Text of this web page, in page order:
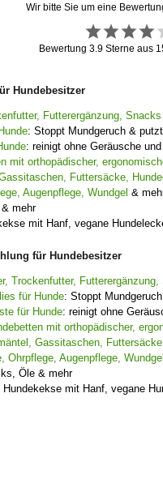
Wir bitte Sie um eine
Bewertung 3.9Sterne aus
Hundebesitzer
Futterergänzung,
: Stoppt Mundgeruch &
: reinigt ohne Geräusche
mit orthopädischer,
Futtersäcke,
Augenpflege, Wundgel &
mehr
mit Hanf, vegane
für Hundebesitzer
Trockenfutter,
für Hunde: Stoppt
für Hunde: reinigt ohne
mit orthopädischer,
Gassitaschen,
Ohrpflege, Augenpflege, Wundgel
Öle & mehr
Hundekekse mit Hanf, vegane